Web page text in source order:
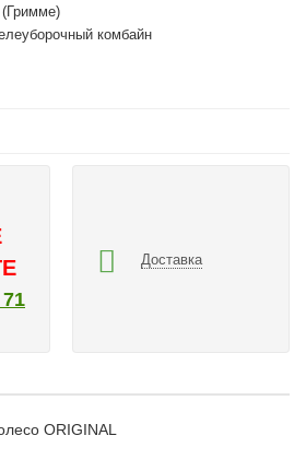
комбайн
Доставка
ORIGINAL